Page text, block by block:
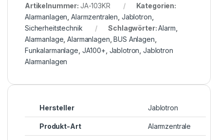
Artikelnummer: JA-103KR
Kategorien:
Alarmanlagen ,Alarmzentralen Jablotron
Sicherheitstechnik
Schlagwörter:Alarm
Alarmanlage ,Alarmanlagen ,BUS Anlagen
Funkalarmanlage JA100+ Jablotron ,Jablotron
Alarmanlagen
Hersteller Jablotron
Produkt-Art Alarmzentrale